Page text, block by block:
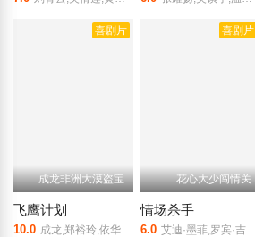
喜剧片
成龙非洲大漠盗宝
飞鹰计划
10.0 成龙,郑裕玲,依华歌宝,池田昌子,阿尔多·桑布雷利
喜剧片
花心大少闯情关
情场杀手
6.0 艾迪·墨菲,罗宾·吉文斯,哈莉·贝瑞,大卫·艾兰·格里尔